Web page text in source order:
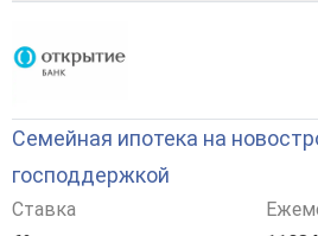
Семейная ипотека на
господдержкой
Ставка